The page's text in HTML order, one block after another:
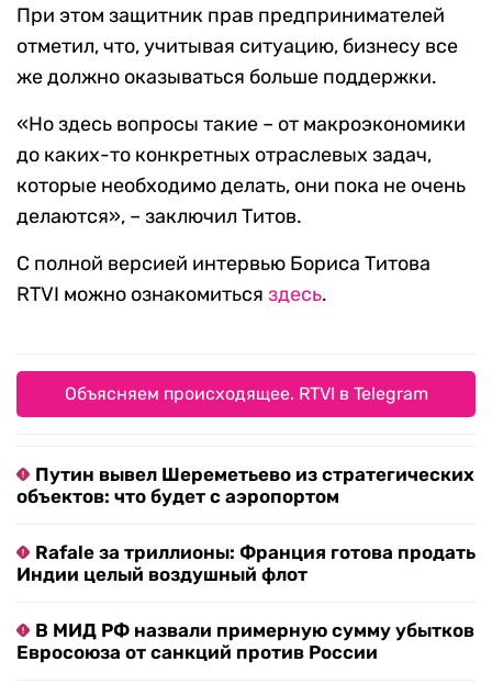
При этом защитник прав предпринимателей
отметил, что, учитывая ситуацию, бизнесу все
же должно оказываться больше поддержки.
«Но здесь вопросы такие – от макроэкономики
до каких-то конкретных отраслевых задач,
которые необходимо делать, они пока не очень
делаются», – заключил Титов.
С полной версией интервью Бориса Титова
RTVI можно ознакомиться здесь.
Объясняем происходящее. RTVI в Telegram
Путин вывел Шереметьево из стратегических
объектов: что будет с аэропортом
Rafale за триллионы: Франция готова продать
Индии целый воздушный флот
В МИД РФ назвали примерную сумму убытков
Евросоюза от санкций против России